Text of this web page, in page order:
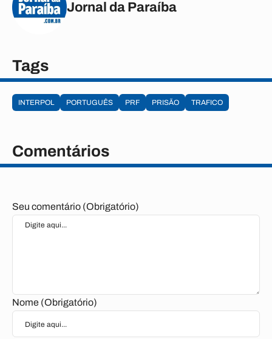
Jornal da Paraíba
Tags
INTERPOL PORTUGUÊS PRF PRISÃO TRAFICO
Comentários
Seu comentário (Obrigatório)
Nome (Obrigatório)